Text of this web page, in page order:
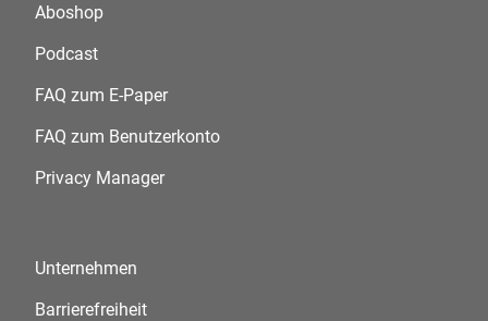
Aboshop
Podcast
FAQ zum E-Paper
FAQ zum Benutzerkonto
Privacy Manager
Unternehmen
Barrierefreiheit